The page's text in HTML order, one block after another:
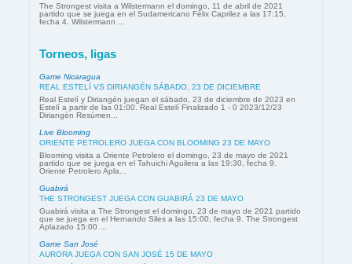
The Strongest visita a Wilstermann el domingo, 11 de abril de 2021
partido que se juega en el Sudamericano Félix Caprilez a las 17:15,
fecha 4. Wilstermann ...
Torneos, ligas
Game Nicaragua
REAL ESTELÍ VS DIRIANGÉN SÁBADO, 23 DE DICIEMBRE
Real Estelí y Diriangén juegan el sábado, 23 de diciembre de 2023 en
Estelí a partir de las 01:00. Real Estelí Finalizado 1 - 0 2023/12/23
Diriangén Resúmen...
Live Blooming
ORIENTE PETROLERO JUEGA CON BLOOMING 23 DE MAYO
Blooming visita a Oriente Petrolero el domingo, 23 de mayo de 2021
partido que se juega en el Tahuichi Aguilera a las 19:30, fecha 9.
Oriente Petrolero Apla...
Guabirá
THE STRONGEST JUEGA CON GUABIRÁ 23 DE MAYO
Guabirá visita a The Strongest el domingo, 23 de mayo de 2021 partido
que se juega en el Hernando Siles a las 15:00, fecha 9. The Strongest
Aplazado 15:00 ...
Game San José
AURORA JUEGA CON SAN JOSÉ 15 DE MAYO